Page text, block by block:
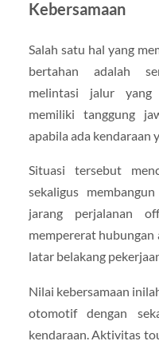
Kebersamaan
Salah satu hal yang
bertahan adalah
melintasi jalur yang
memiliki tanggung
apabila ada kendaraan
Situasi tersebut
sekaligus
jarang perjalanan
mempererat hubungan
latar belakang
Nilai kebersamaan
otomotif dengan
kendaraan. Aktivitas